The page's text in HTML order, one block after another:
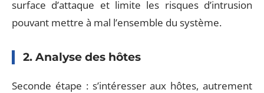
surface d’attaque et limite les risques d’intrusion
pouvant mettre à mal l’ensemble du système.
2. Analyse des hôtes
Seconde étape : s’intéresser aux hôtes, autrement